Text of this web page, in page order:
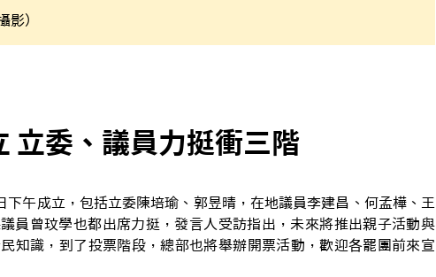
影）
立委、議員力挺衝三階
下午成立，包括立委陳培瑜、郭昱晴，在地議員李建昌、何孟樺、王
員曾玟學也都出席力挺，發言人受訪指出，未來將推出親子活動與
知識，到了投票階段，總部也將舉辦開票活動，歡迎各罷團前來宣